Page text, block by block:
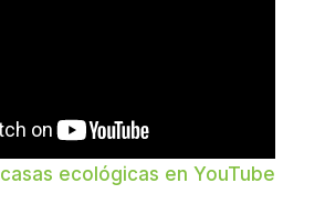
casas ecológicas en YouTube